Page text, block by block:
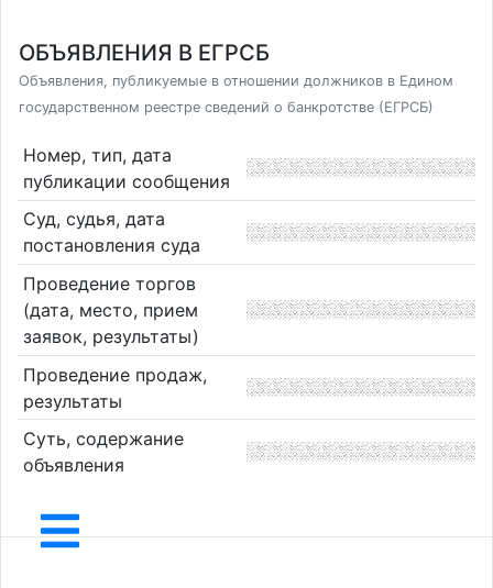
ОБЪЯВЛЕНИЯ В ЕГРСБ
Объявления, публикуемые в отношении должников в Едином
государственном реестре сведений о банкротстве (ЕГРСБ)
Номер, тип, дата
публикации сообщения
Суд, судья, дата
постановления суда
Проведение торгов
(дата, место, прием
заявок, результаты)
Проведение продаж,
результаты
Суть, содержание
объявления